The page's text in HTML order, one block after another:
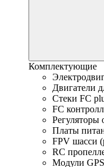
Комплектующие
Двигатели
Стеки FC
FC
Регуляторы
Платы
FPV шасси
RC
Модули